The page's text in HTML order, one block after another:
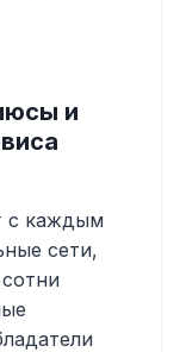
и
с каждым
сети,